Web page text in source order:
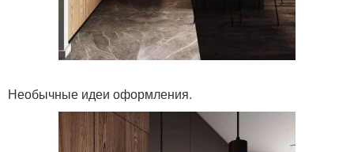
Необычные идеи оформления.